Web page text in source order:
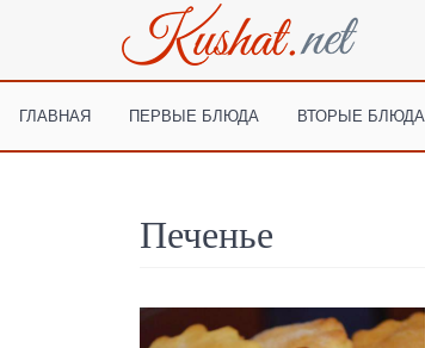
ГЛАВНАЯ ПЕРВЫЕ БЛЮДА ВТОРЫЕ БЛЮДА
Печенье